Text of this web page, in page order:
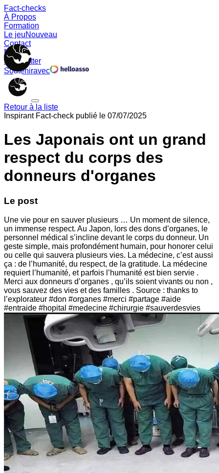
Fact-checks
À Propos
Formation
Le jeuNouveau
Contact
Memes
Newsletter
Souteniravec
Retour à la liste
InspirantFact-check publié le 07/07/2025
Les Japonais ont un grand
respect du corps des
donneurs d'organes
Le post
Une vie pour en sauver plusieurs … Un moment de silence,
un immense respect. Au Japon, lors des dons d’organes, le
personnel médical s’incline devant le corps du donneur. Un
geste simple, mais profondément humain, pour honorer celui
ou celle qui sauvera plusieurs vies. La médecine, c’est aussi
ça : de l’humanité, du respect, de la gratitude. La médecine
requiert l’humanité, et parfois l’humanité est bien servie .
Merci aux donneurs d’organes , qu’ils soient vivants ou non ,
vous sauvez des vies et des familles . Source : thanks to
l’explorateur #don #organes #merci #partage #aide
#entraide #hopital #medecine #chirurgie #sauverdesvies